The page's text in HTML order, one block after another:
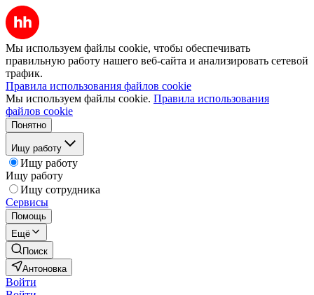
Мы используем файлы cookie, чтобы обеспечивать
правильную работу нашего веб-сайта и анализировать сетевой
трафик.
Правила использования файлов cookie
Мы используем файлы cookie. Правила использования
файлов cookie
Понятно
Ищу работу
Ищу работу
Ищу работу
Ищу сотрудника
Сервисы
Помощь
Ещё
Поиск
Антоновка
Войти